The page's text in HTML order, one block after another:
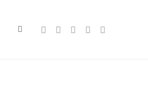
Toggle